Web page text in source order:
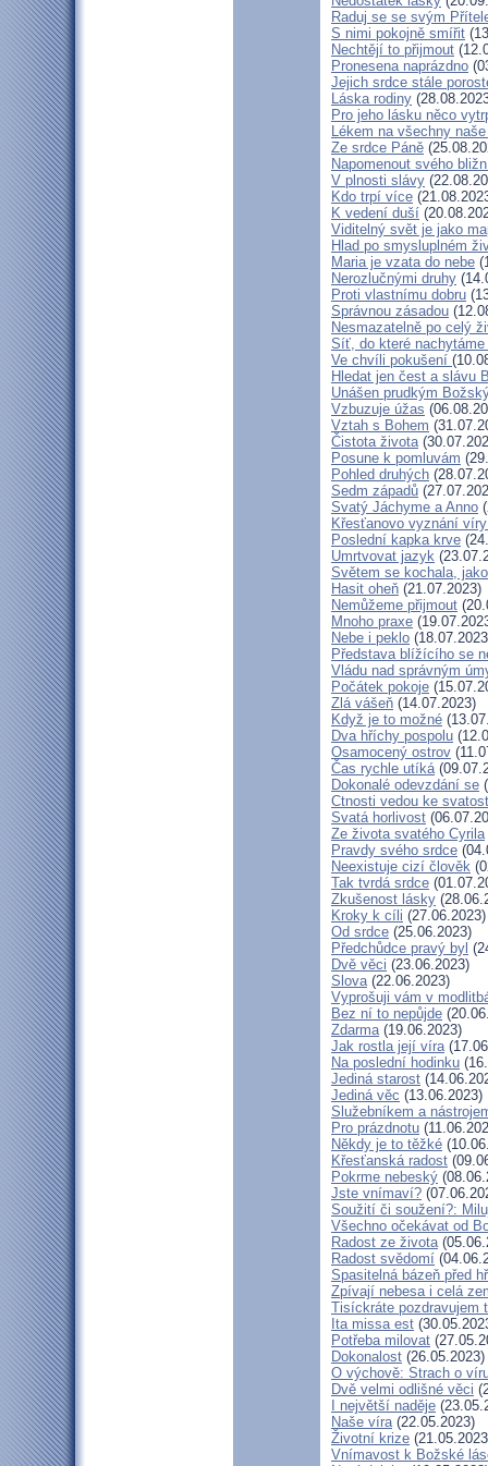
Raduj se se svým
S nimi pokojně smířit
Nechtějí to přijmout
Pronesena naprázdno
Jejich srdce stále
Láska rodiny
Pro jeho lásku něco
Lékem na všechny
Ze srdce Páně
Napomenout svého
V plnosti slávy
Kdo trpí více
K vedení duší
Viditelný svět je jako
Hlad po smysluplném
Maria je vzata do nebe
Nerozlučnými druhy
Proti vlastnímu dobru
Správnou zásadou
Nesmazatelně po celý
Síť, do které
Ve chvíli pokušení
Hledat jen čest a slávu
Unášen prudkým
Vzbuzuje úžas
Vztah s Bohem
Čistota života
Posune k pomluvám
Pohled druhých
Sedm západů
Svatý Jáchyme a Anno
Křesťanovo vyznání
Poslední kapka krve
Umrtvovat jazyk
Světem se kochala,
Hasit oheň (21.07.2023)
Nemůžeme přijmout
Mnoho praxe
Nebe i peklo
Představa blížícího se
Vládu nad správným
Počátek pokoje
Zlá vášeň (14.07.2023)
Když je to možné
Dva hříchy pospolu
Osamocený ostrov
Čas rychle utíká
Dokonalé odevzdání se
Ctnosti vedou ke
Svatá horlivost
Ze života svatého Cyrila
Pravdy svého srdce
Neexistuje cizí člověk
Tak tvrdá srdce
Zkušenost lásky
Kroky k cíli (27.06.2023)
Od srdce (25.06.2023)
Předchůdce pravý byl
Dvě věci (23.06.2023)
Slova(22.06.2023)
Vyprošuji vám v
Bez ní to nepůjde
Zdarma(19.06.2023)
Jak rostla její víra
Na poslední hodinku
Jediná starost
Jediná věc (13.06.2023)
Služebníkem a
Pro prázdnotu
Někdy je to těžké
Křesťanská radost
Pokrme nebeský
Jste vnímaví?
Soužití či soužení?:
Všechno očekávat od
Radost ze života
Radost svědomí
Spasitelná bázeň před
Zpívají nebesa i celá
Tisíckráte pozdravujem
Ita missa est
Potřeba milovat
Dokonalost (26.05.2023)
O výchově: Strach o
Dvě velmi odlišné věci
I největší naděje
Naše víra(22.05.2023)
Životní krize
Vnímavost k Božské